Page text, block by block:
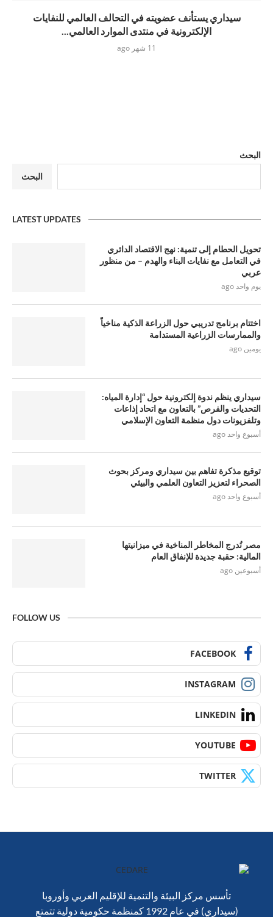
سيداري يستأنف عضويته في التحالف العالمي للنفايات
الإلكترونية في منتدى الموارد العالمي...
11 شهر ago
البحث
البحث
LATEST UPDATES
تحويل الحطام إلى تنمية: نهج الاقتصاد الدائري
في التعامل مع نفايات البناء والهدم – من منظور
عربي
يوم واحد ago
اختتام برنامج تدريبي حول الزراعة الذكية مناخياً
والممارسات الزراعية المستدامة
يومين ago
سيداري ينظم ندوة إلكترونية حول “إدارة المياه:
التحديات والفرص” بالتعاون مع اتحاد إذاعات
وتلفزيونات دول منظمة التعاون الإسلامي
أسبوع واحد ago
توقيع مذكرة تفاهم بين سيداري ومركز بحوث
الصحراء لتعزيز التعاون العلمي والبيئي
أسبوع واحد ago
مصر تُدرج المخاطر المناخية في ميزانيتها
المالية: حقبة جديدة للإنفاق العام
أسبوعين ago
FOLLOW US
FACEBOOK
INSTAGRAM
LINKEDIN
YOUTUBE
TWITTER
تأسس مركز البيئة والتنمية للإقليم العربي وأوروبا
(سيداري) في عام 1992 كمنظمة حكومية دولية تتمتع